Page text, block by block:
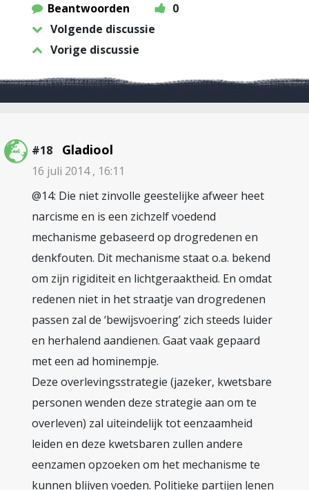
Beantwoorden
0
Volgende discussie
Vorige discussie
#18 Gladiool
16 juli 2014 , 16:11
@14: Die niet zinvolle geestelijke afweer heet
narcisme en is een zichzelf voedend
mechanisme gebaseerd op drogredenen en
denkfouten. Dit mechanisme staat o.a. bekend
om zijn rigiditeit en lichtgeraaktheid. En omdat
redenen niet in het straatje van drogredenen
passen zal de ‘bewijsvoering’ zich steeds luider
en herhalend aandienen. Gaat vaak gepaard
met een ad hominempje.
Deze overlevingsstrategie (jazeker, kwetsbare
personen wenden deze strategie aan om te
overleven) zal uiteindelijk tot eenzaamheid
leiden en deze kwetsbaren zullen andere
eenzamen opzoeken om het mechanisme te
kunnen blijven voeden. Politieke partijen lenen